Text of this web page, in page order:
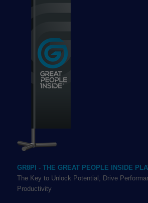
GR8PI - THE GREAT PEOPLE INSIDE
The Key to Unlock Potential, Drive
Productivity